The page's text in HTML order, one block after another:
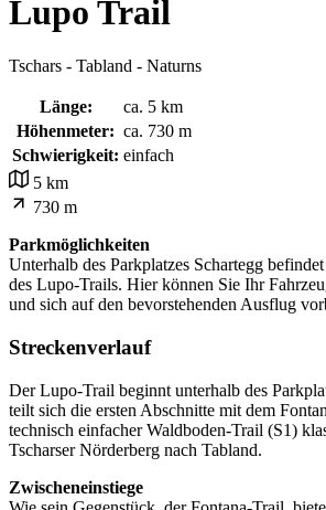
Lupo Trail
Tschars - Tabland - Naturns
Länge:
ca. 5 km
Höhenmeter: ca. 730 m
Schwierigkeit: einfach
5 km
730 m
Parkmöglichkeiten
Unterhalb des Parkplatzes Schartegg
des Lupo-Trails. Hier können Sie Ihr
und sich auf den bevorstehenden Ausflug
Streckenverlauf
Der Lupo-Trail beginnt unterhalb des
teilt sich die ersten Abschnitte mit dem
technisch einfacher Waldboden-Trail (S1)
Tscharser Nörderberg nach Tabland.
Zwischeneinstiege